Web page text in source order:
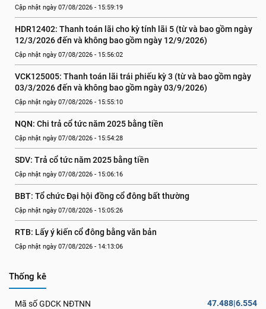
Cập nhật ngày 07/08/2026 - 15:59:19
HDR12402: Thanh toán lãi cho kỳ tính lãi 5 (từ và bao gồm ngày
12/3/2026 đến và không bao gồm ngày 12/9/2026)
Cập nhật ngày 07/08/2026 - 15:56:02
VCK125005: Thanh toán lãi trái phiếu kỳ 3 (từ và bao gồm ngày
03/3/2026 đến và không bao gồm ngày 03/9/2026)
Cập nhật ngày 07/08/2026 - 15:55:10
NQN: Chi trả cổ tức năm 2025 bằng tiền
Cập nhật ngày 07/08/2026 - 15:54:28
SDV: Trả cổ tức năm 2025 bằng tiền
Cập nhật ngày 07/08/2026 - 15:06:16
BBT: Tổ chức Đại hội đồng cổ đông bất thường
Cập nhật ngày 07/08/2026 - 15:05:26
RTB: Lấy ý kiến cổ đông bằng văn bản
Cập nhật ngày 07/08/2026 - 14:13:06
Thống kê
Mã số GDCK NĐTNN 47.488|6.554